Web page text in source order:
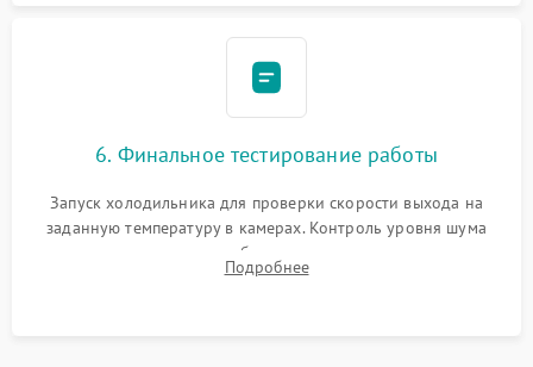
6. Финальное тестирование работы
Запуск холодильника для проверки скорости выхода на
заданную температуру в камерах. Контроль уровня шума
компрессора, отсутствия обмерзания стенок и корректного
срабатывания системы автоматической оттайки.
Подробнее